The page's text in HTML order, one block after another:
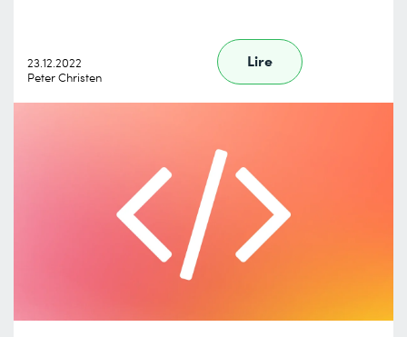
23.12.2022
Peter Christen
Lire